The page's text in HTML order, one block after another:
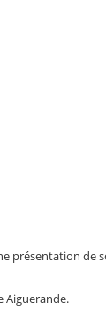
présentation de
Aiguerande.